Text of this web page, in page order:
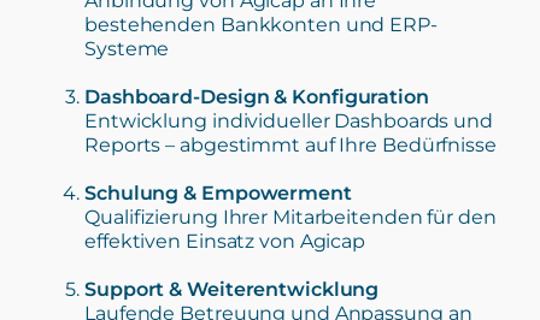
bestehenden Bankkonten und ERP-
Systeme
Dashboard-Design & Konfiguration
Entwicklung individueller Dashboards und
Reports – abgestimmt auf Ihre Bedürfnisse
Schulung & Empowerment
Qualifizierung Ihrer Mitarbeitenden für den
effektiven Einsatz von Agicap
Support & Weiterentwicklung
Laufende Betreuung und Anpassung an